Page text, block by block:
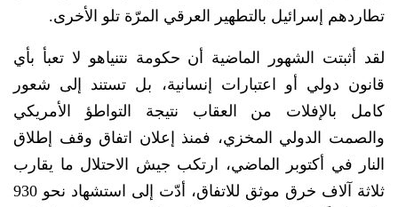
تطاردهم إسرائيل بالتطهير العرقي المرّة تلو الأخرى.
لقد أثبتت الشهور الماضية أن حكومة نتنياهو لا تعبأ بأي
قانون دولي أو اعتبارات إنسانية، بل تستند إلى شعور
كامل بالإفلات من العقاب نتيجة التواطؤ الأمريكي
والصمت الدولي المخزي، فمنذ إعلان اتفاق وقف إطلاق
النار في أكتوبر الماضي، ارتكب جيش الاحتلال ما يقارب
ثلاثة آلاف خرق موثق للاتفاق، أدّت إلى استشهاد نحو 930